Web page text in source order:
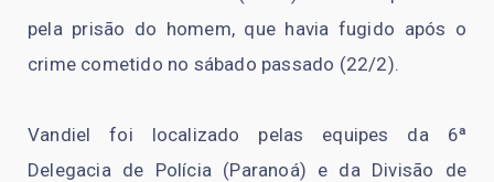
pela prisão do homem, que havia fugido após o
crime cometido no sábado passado (22/2).
Vandiel foi localizado pelas equipes da 6ª
Delegacia de Polícia (Paranoá) e da Divisão de